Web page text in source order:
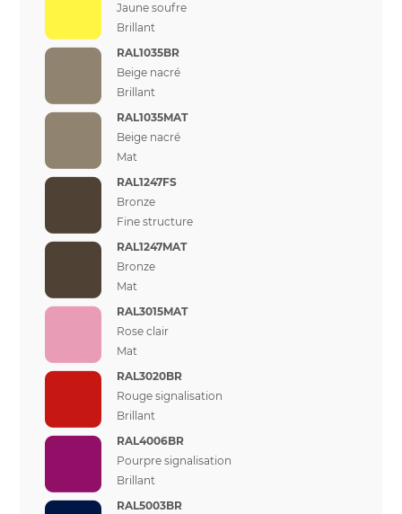
Jaune soufre
Brillant
RAL1035BR
Beige nacré
Brillant
RAL1035MAT
Beige nacré
Mat
RAL1247FS
Bronze
Fine structure
RAL1247MAT
Bronze
Mat
RAL3015MAT
Rose clair
Mat
RAL3020BR
Rouge signalisation
Brillant
RAL4006BR
Pourpre signalisation
Brillant
RAL5003BR